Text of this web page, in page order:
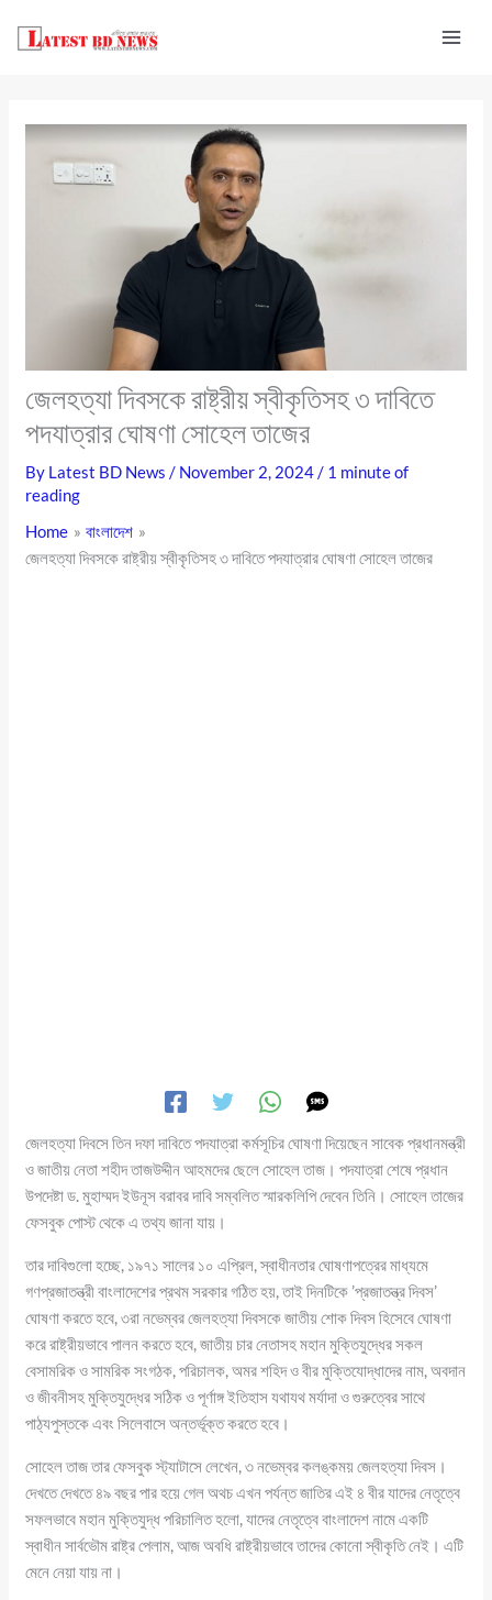
জেলহত্যা দিবসকে রাষ্ট্রীয় স্বীকৃতিসহ ৩ দাবিতে
পদযাত্রার ঘোষণা সোহেল তাজের
By Latest BD News/ November 2, 2024/ 1 minute of
reading
Home
বাংলাদেশ
জেলহত্যা দিবসকে রাষ্ট্রীয় স্বীকৃতিসহ ৩ দাবিতে পদযাত্রার ঘোষণা সোহেল তাজের
জেলহত্যা দিবসে তিন দফা দাবিতে পদযাত্রা কর্মসূচির ঘোষণা দিয়েছেন সাবেক প্রধানমন্ত্রী
ও জাতীয় নেতা শহীদ তাজউদ্দীন আহমদের ছেলে সোহেল তাজ। পদযাত্রা শেষে প্রধান
উপদেষ্টা ড. মুহাম্মদ ইউনূস বরাবর দাবি সম্বলিত স্মারকলিপি দেবেন তিনি। সোহেল তাজের
ফেসবুক পোস্ট থেকে এ তথ্য জানা যায়।
তার দাবিগুলো হচ্ছে, ১৯৭১ সালের ১০ এপ্রিল, স্বাধীনতার ঘোষণাপত্রের মাধ্যমে
গণপ্রজাতন্ত্রী বাংলাদেশের প্রথম সরকার গঠিত হয়, তাই দিনটিকে ’প্রজাতন্ত্র দিবস’
ঘোষণা করতে হবে, ৩রা নভেম্বর জেলহত্যা দিবসকে জাতীয় শোক দিবস হিসেবে ঘোষণা
করে রাষ্ট্রীয়ভাবে পালন করতে হবে, জাতীয় চার নেতাসহ মহান মুক্তিযুদ্ধের সকল
বেসামরিক ও সামরিক সংগঠক, পরিচালক, অমর শহিদ ও বীর মুক্তিযোদ্ধাদের নাম, অবদান
ও জীবনীসহ মুক্তিযুদ্ধের সঠিক ও পূর্ণাঙ্গ ইতিহাস যথাযথ মর্যাদা ও গুরুত্বের সাথে
পাঠ্যপুস্তকে এবং সিলেবাসে অন্তর্ভূক্ত করতে হবে।
সোহেল তাজ তার ফেসবুক স্ট্যাটাসে লেখেন, ৩ নভেম্বর কলঙ্কময় জেলহত্যা দিবস।
দেখতে দেখতে ৪৯ বছর পার হয়ে গেল অথচ এখন পর্যন্ত জাতির এই ৪ বীর যাদের নেতৃত্বে
সফলভাবে মহান মুক্তিযুদ্ধ পরিচালিত হলো, যাদের নেতৃত্বে বাংলাদেশ নামে একটি
স্বাধীন সার্বভৌম রাষ্ট্র পেলাম, আজ অবধি রাষ্ট্রীয়ভাবে তাদের কোনো স্বীকৃতি নেই। এটি
মেনে নেয়া যায় না।